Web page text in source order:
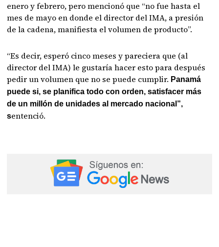
enero y febrero, pero mencionó que “no fue hasta el
mes de mayo en donde el director del IMA, a presión
de la cadena, manifiesta el volumen de producto”.
“Es decir, esperó cinco meses y pareciera que (al
director del IMA) le gustaría hacer esto para después
pedir un volumen que no se puede cumplir. Panamá
puede si, se planifica todo con orden, satisfacer más
de un millón de unidades al mercado nacional”,
sentenció.